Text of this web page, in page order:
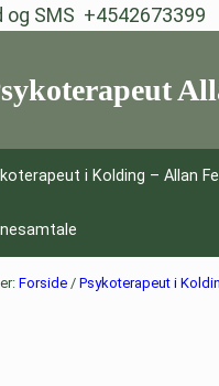
navigation
SMS +4542673399
i Kolding – Allan
Forside / Psykoterapeut i